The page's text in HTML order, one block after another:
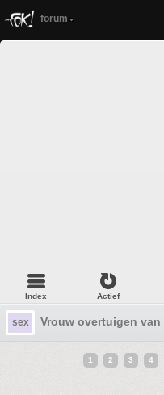
forum
Index Actief
sex Vrouw overtuigen
1 2 3 4